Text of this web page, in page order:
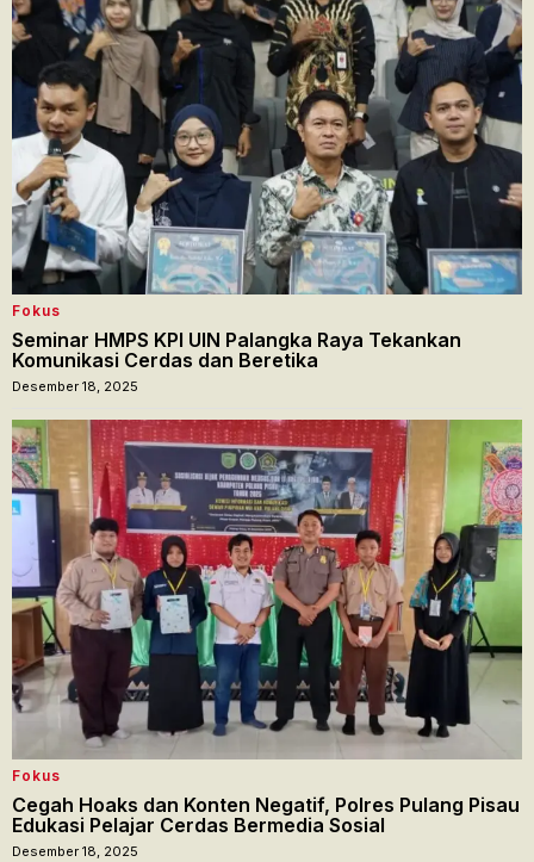
Fokus
Seminar HMPS KPI UIN Palangka Raya Tekankan
Komunikasi Cerdas dan Beretika
Desember 18, 2025
Fokus
Cegah Hoaks dan Konten Negatif, Polres Pulang Pisau
Edukasi Pelajar Cerdas Bermedia Sosial
Desember 18, 2025